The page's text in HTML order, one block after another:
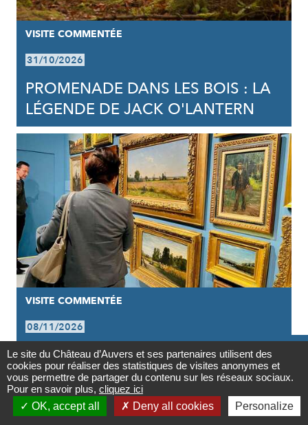
Contact

Newsletter
VISITE COMMENTÉE
31/10/2026
PROMENADE DANS LES BOIS : LA
LÉGENDE DE JACK O'LANTERN
VISITE COMMENTÉE
08/11/2026
VISITE GUIDÉE DE L'EXPOSITION |
VAN GOGH INFLUENCEUR
Le site du Château d’Auvers et ses partenaires utilisent des
cookies pour réaliser des statistiques de visites anonymes et
vous permettre de partager du contenu sur les réseaux sociaux.
Pour en savoir plus, cliquez ici
OK, accept all
Deny all cookies Personalize